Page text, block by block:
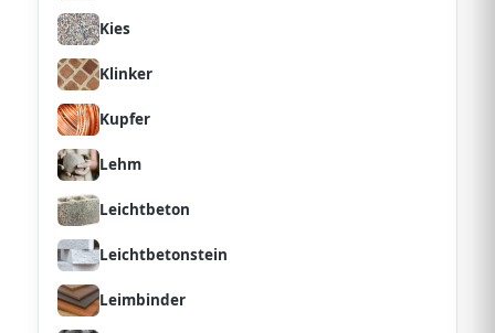
Kies
Klinker
Kupfer
Lehm
Leichtbeton
Leichtbetonstein
Leimbinder